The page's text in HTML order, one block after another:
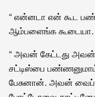
“ என்னடா என் கூட
ஆம்பளைங்க கூடையா.
“ அவன் கேட்டது
சட்டிஸ்பை
பேசுனான். அவன் வைப்